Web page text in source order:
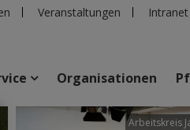
Veranstaltungen Intranet
Organisationen
Arbeitskreis